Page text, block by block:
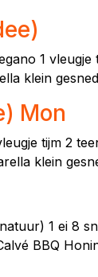
1
klein
Mon
tijm 2
klein
1 ei 8
BBQ